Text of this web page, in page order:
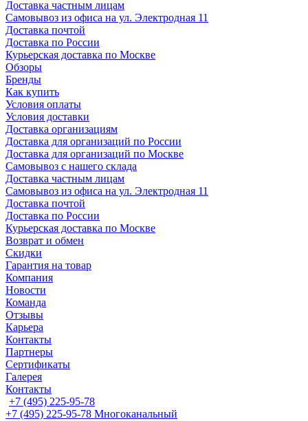
Доставка частным лицам
Самовывоз из офиса на ул. Электродная 11
Доставка почтой
Доставка по России
Курьерская доставка по Москве
Обзоры
Бренды
Как купить
Условия оплаты
Условия доставки
Доставка организациям
Доставка для организаций по России
Доставка для организаций по Москве
Самовывоз с нашего склада
Доставка частным лицам
Самовывоз из офиса на ул. Электродная 11
Доставка почтой
Доставка по России
Курьерская доставка по Москве
Возврат и обмен
Скидки
Гарантия на товар
Компания
Новости
Команда
Отзывы
Карьера
Контакты
Партнеры
Сертификаты
Галерея
Контакты
+7 (495) 225-95-78
+7 (495) 225-95-78 Многоканальный